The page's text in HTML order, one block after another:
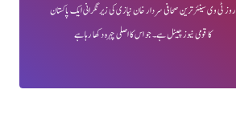
روز ٹی وی سینئر ترین صحافی سردار خان نیازی کی زیر نگرانی ایک پاکستان
کا قومی نیوز چینل ہے۔ جو اس کا اصلی چہرہ دکھا رہا ہے